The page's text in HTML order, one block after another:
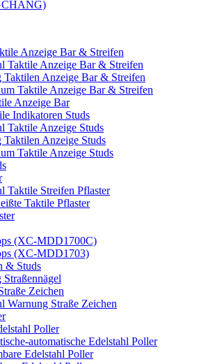
Anzeige Bar & Streifen
Taktile Anzeige Bar & Streifen
Taktilen Anzeige Bar & Streifen
Taktile Anzeige Bar & Streifen
Anzeige Bar
Indikatoren Studs
Taktile Anzeige Studs
Taktilen Anzeige Studs
Taktile Anzeige Studs
Taktile Streifen Pflaster
Taktile Pflaster
(XC-MDD1700C)
(XC-MDD1703)
& Studs
Straßennägel
Zeichen
Warnung Straße Zeichen
Poller
automatische Edelstahl Poller
Edelstahl Poller